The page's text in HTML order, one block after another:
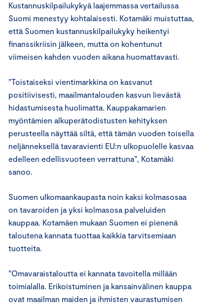
Kustannuskilpailukykyä laajemmassa vertailussa
Suomi menestyy kohtalaisesti. Kotamäki muistuttaa,
että Suomen kustannuskilpailukyky heikentyi
finanssikriisin jälkeen, mutta on kohentunut
viimeisen kahden vuoden aikana huomattavasti.
”Toistaiseksi vientimarkkina on kasvanut
positiivisesti, maailmantalouden kasvun lievästä
hidastumisesta huolimatta. Kauppakamarien
myöntämien alkuperätodistusten kehityksen
perusteella näyttää siltä, että tämän vuoden toisella
neljänneksellä tavaravienti EU:n ulkopuolelle kasvaa
edelleen edellisvuoteen verrattuna”, Kotamäki
sanoo.
Suomen ulkomaankaupasta noin kaksi kolmasosaa
on tavaroiden ja yksi kolmasosa palveluiden
kauppaa. Kotamäen mukaan Suomen ei pienenä
taloutena kannata tuottaa kaikkia tarvitsemiaan
tuotteita.
”Omavaraistaloutta ei kannata tavoitella millään
toimialalla. Erikoistuminen ja kansainvälinen kauppa
ovat maailman maiden ja ihmisten vaurastumisen